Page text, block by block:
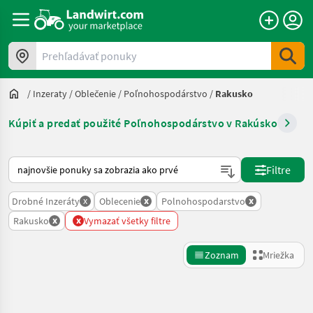
Prehľadávať ponuky
/ Inzeraty /Oblečenie / Poľnohospodárstvo / Rakusko
Kúpiť a predať použité Poľnohospodárstvo v Rakúsko
Takto sa vykonáva triedenie na Landwirt.com
Filtre
Drobné Inzeráty x Oblecenie x Polnohospodarstvo x
Rakusko x x Vymazať všetky filtre
Zoznam Mriežka